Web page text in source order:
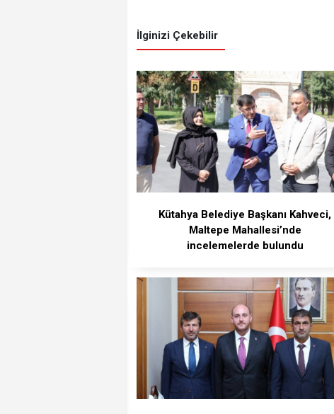
İlginizi Çekebilir
Kütahya Belediye Başkanı Kahveci,
Maltepe Mahallesi’nde
incelemelerde bulundu